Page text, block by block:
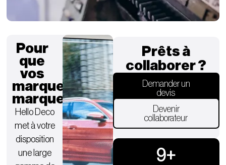
Pour
que
vos
marques
marquent.
Hello Deco
met à votre
disposition
une large
Prêts à
collaborer ?
Demander un
devis
Devenir
collaborateur
9+